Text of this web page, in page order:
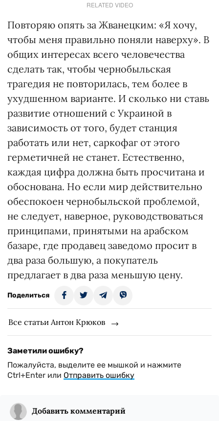
RELATED VIDEO
Повторяю опять за Жванецким: «Я хочу,
чтобы меня правильно поняли наверху». В
общих интересах всего человечества
сделать так, чтобы чернобыльская
трагедия не повторилась, тем более в
ухудшенном варианте. И сколько ни ставь
развитие отношений с Украиной в
зависимость от того, будет станция
работать или нет, саркофаг от этого
герметичней не станет. Естественно,
каждая цифра должна быть просчитана и
обоснована. Но если мир действительно
обеспокоен чернобыльской проблемой,
не следует, наверное, руководствоваться
принципами, принятыми на арабском
базаре, где продавец заведомо просит в
два раза большую, а покупатель
предлагает в два раза меньшую цену.
Поделиться
Все статьи Антон Крюков
Заметили ошибку?
Пожалуйста, выделите ее мышкой и нажмите
Ctrl+Enter или Отправить ошибку
Добавить комментарий